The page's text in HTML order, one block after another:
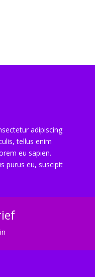
adipiscing
tellus enim
eu sapien.
purus eu, suscipit